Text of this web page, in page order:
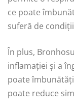
ce poate
suferă de
În plus,
inflamației și a
poate
poate reduce